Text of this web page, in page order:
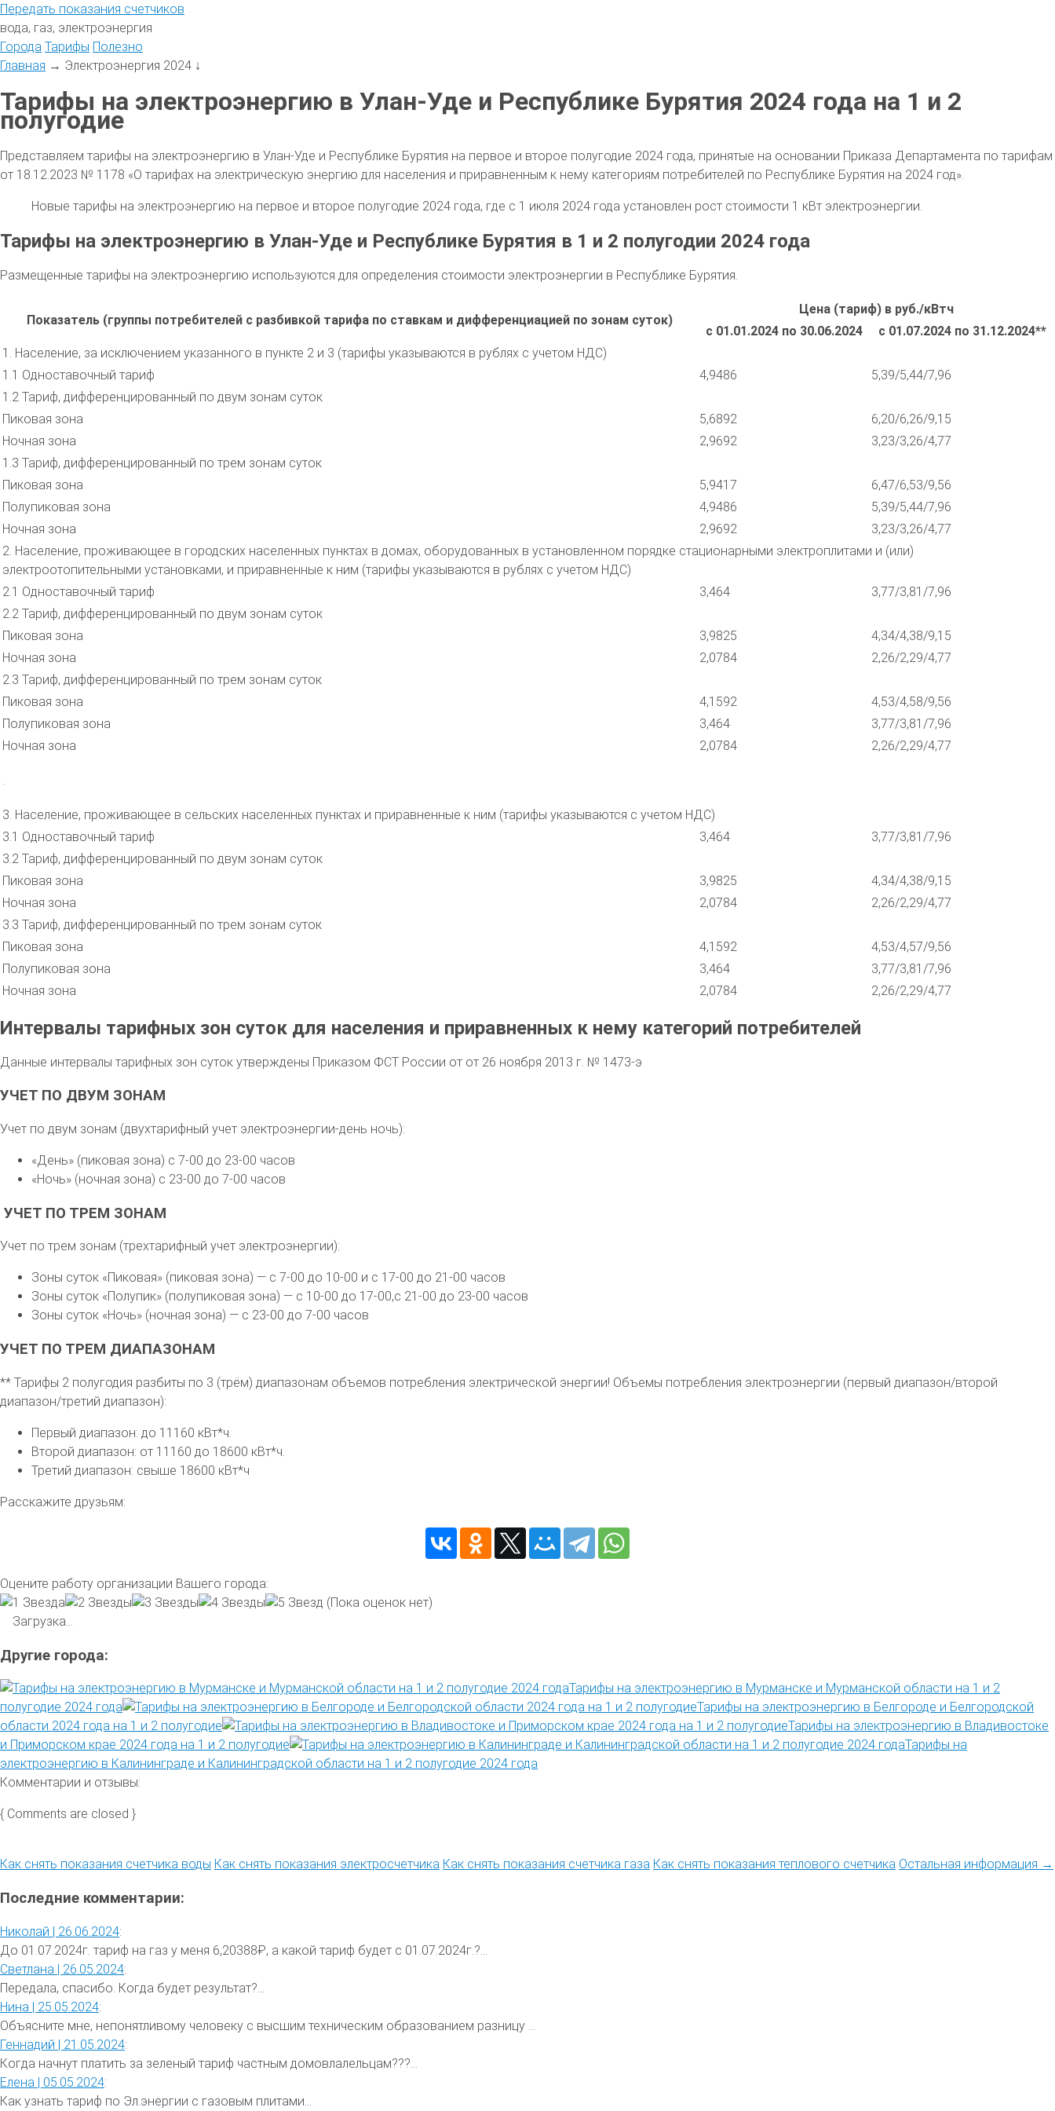
Передать показания счетчиков
вода, газ, электроэнергия
Города Тарифы Полезно
Главная → Электроэнергия 2024 ↓
Тарифы на электроэнергию в Улан-Уде и Республике Бурятия 2024 года на 1 и 2
полугодие
Представляем тарифы на электроэнергию в Улан-Уде и Республике Бурятия на первое и второе полугодие 2024 года, принятые на основании Приказа Департамента по тарифам
от 18.12.2023 № 1178 «О тарифах на электрическую энергию для населения и приравненным к нему категориям потребителей по Республике Бурятия на 2024 год».
Новые тарифы на электроэнергию на первое и второе полугодие 2024 года, где с 1 июля 2024 года установлен рост стоимости 1 кВт электроэнергии.
Тарифы на электроэнергию в Улан-Уде и Республике Бурятия в 1 и 2 полугодии 2024 года
Размещенные тарифы на электроэнергию используются для определения стоимости электроэнергии в Республике Бурятия.
Показатель (группы потребителей с разбивкой тарифа по ставкам и дифференциацией по зонам суток)
Цена (тариф) в руб./кВтч
с 01.01.2024 по 30.06.2024
с 01.07.2024 по 31.12.2024**
1. Население, за исключением указанного в пункте 2 и 3 (тарифы указываются в рублях с учетом НДС)
1.1 Одноставочный тариф
4,9486
5,39/5,44/7,96
1.2 Тариф, дифференцированный по двум зонам суток
Пиковая зона
5,6892
6,20/6,26/9,15
Ночная зона
2,9692
3,23/3,26/4,77
1.3 Тариф, дифференцированный по трем зонам суток
Пиковая зона
5,9417
6,47/6,53/9,56
Полупиковая зона
4,9486
5,39/5,44/7,96
Ночная зона
2,9692
3,23/3,26/4,77
2. Население, проживающее в городских населенных пунктах в домах, оборудованных в установленном порядке стационарными электроплитами и (или)
электроотопительными установками, и приравненные к ним (тарифы указываются в рублях с учетом НДС)
2.1 Одноставочный тариф
3,464
3,77/3,81/7,96
2.2 Тариф, дифференцированный по двум зонам суток
Пиковая зона
3,9825
4,34/4,38/9,15
Ночная зона
2,0784
2,26/2,29/4,77
2.3 Тариф, дифференцированный по трем зонам суток
Пиковая зона
4,1592
4,53/4,58/9,56
Полупиковая зона
3,464
3,77/3,81/7,96
Ночная зона
2,0784 2,26/2,29/4,77
3. Население, проживающее в сельских населенных пунктах и приравненные к ним (тарифы указываются с учетом НДС)
3.1 Одноставочный тариф
3,464
3,77/3,81/7,96
3.2 Тариф, дифференцированный по двум зонам суток
Пиковая зона
3,9825
4,34/4,38/9,15
Ночная зона
2,0784
2,26/2,29/4,77
3.3 Тариф, дифференцированный по трем зонам суток
Пиковая зона
4,1592
4,53/4,57/9,56
Полупиковая зона
3,464
3,77/3,81/7,96
Ночная зона
2,0784 2,26/2,29/4,77
Интервалы тарифных зон суток для населения и приравненных к нему категорий потребителей
Данные интервалы тарифных зон суток утверждены Приказом ФСТ России от от 26 ноября 2013 г. № 1473-э
УЧЕТ ПО ДВУМ ЗОНАМ
Учет по двум зонам (двухтарифный учет электроэнергии-день ночь):
«День» (пиковая зона) с 7-00 до 23-00 часов
«Ночь» (ночная зона) с 23-00 до 7-00 часов
УЧЕТ ПО ТРЕМ ЗОНАМ
Учет по трем зонам (трехтарифный учет электроэнергии):
Зоны суток «Пиковая» (пиковая зона) — с 7-00 до 10-00 и с 17-00 до 21-00 часов
Зоны суток «Полупик» (полупиковая зона) — с 10-00 до 17-00,с 21-00 до 23-00 часов
Зоны суток «Ночь» (ночная зона) — с 23-00 до 7-00 часов
УЧЕТ ПО ТРЕМ ДИАПАЗОНАМ
** Тарифы 2 полугодия разбиты по 3 (трём) диапазонам объемов потребления электрической энергии! Объемы потребления электроэнергии (первый диапазон/второй
диапазон/третий диапазон):
Первый диапазон: до 11160 кВт*ч.
Второй диапазон: от 11160 до 18600 кВт*ч.
Третий диапазон: свыше 18600 кВт*ч
Расскажите друзьям:
Оцените работу организации Вашего города:
(Пока оценок нет)
Загрузка...
Другие города:
Тарифы на электроэнергию в Мурманске и Мурманской области на 1 и 2
полугодие 2024 года
Тарифы на электроэнергию в Белгороде и Белгородской
области 2024 года на 1 и 2 полугодие
Тарифы на электроэнергию в Владивостоке
и Приморском крае 2024 года на 1 и 2 полугодие
Тарифы на
электроэнергию в Калининграде и Калининградской области на 1 и 2 полугодие 2024 года
Комментарии и отзывы:
{ Comments are closed }
Как снять показания счетчика воды Как снять показания электросчетчика Как снять показания счетчика газа Как снять показания теплового счетчика Остальная информация →
Последние комментарии:
Николай | 26.06.2024:
До 01.07.2024г. тариф на газ у меня 6,20388₽, а какой тариф будет с 01.07.2024г.?...
Светлана | 26.05.2024:
Передала, спасибо. Когда будет результат?...
Нина | 25.05.2024:
Объясните мне, непонятливому человеку с высшим техническим образованием разницу ...
Геннадий | 21.05.2024:
Когда начнут платить за зеленый тариф частным домовлалельцам???...
Елена | 05.05.2024:
Как узнать тариф по Эл.энергии с газовым плитами...